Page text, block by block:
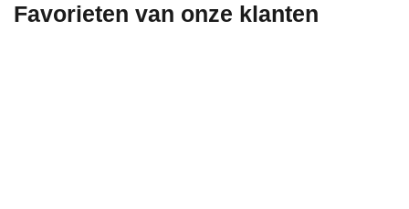
Favorieten van onze klanten